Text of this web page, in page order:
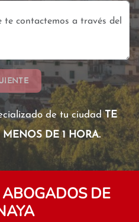
de tu ciudadTE
DE 1 HORA.
ABOGADOS DE